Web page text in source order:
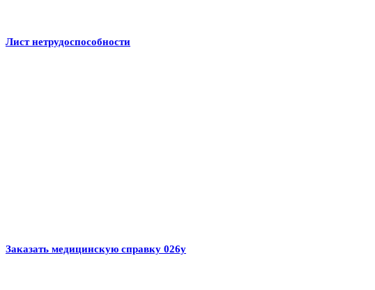
Лист нетрудоспособности
Заказать медицинскую справку 026у